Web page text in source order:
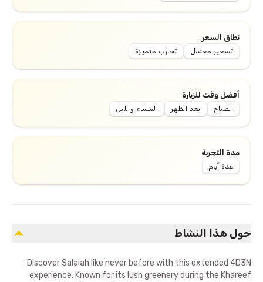
نطاق السعر
تسعير معتدل تجارب متميزة
أفضل وقت للزيارة
الصباح بعد الظهر المساء والليل
مدة التجربة
عدة أيام
حول هذا النشاط
Discover Salalah like never before with this extended 4D3N
experience. Known for its lush greenery during the Khareef